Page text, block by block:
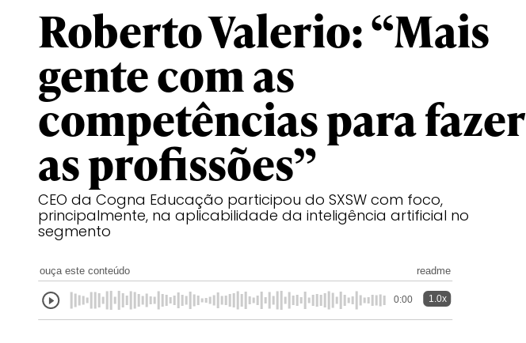
Roberto Valerio: “Mais
gente com as
competências para fazer
as profissões”
CEO da Cogna Educação participou do SXSW com foco,
principalmente, na aplicabilidade da inteligência artificial no
segmento
ouça este conteúdo readme
0:00 1.0x